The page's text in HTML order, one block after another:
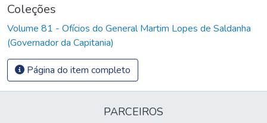
Coleções
Volume 81 - Ofícios do General Martim Lopes de Saldanha
(Governador da Capitania)
Página do item completo
PARCEIROS